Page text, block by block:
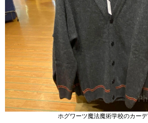
ホグワーツ魔法魔術学校のカー